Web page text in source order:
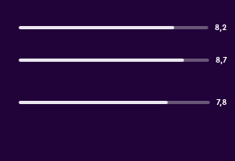
8,2
8,7
7,8